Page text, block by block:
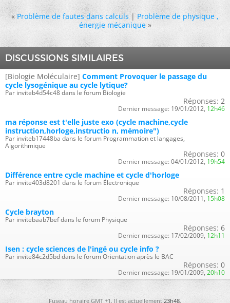
« Problème de fautes dans calculs|Problème de physique ,
énergie mécanique »
DISCUSSIONS SIMILAIRES
[Biologie Moléculaire] Comment Provoquer le passage du
cycle lysogénique au cycle lytique?
Par inviteb4d54c48 dans le forum Biologie
Réponses: 2
Dernier message: 19/01/2012, 12h46
ma réponse est t'elle juste exo (cycle machine,cycle
instruction,horloge,instructio n, mémoire")
Par inviteb17448ba dans le forum Programmation et langages,
Algorithmique
Réponses: 0
Dernier message: 04/01/2012, 19h54
Différence entre cycle machine et cycle d'horloge
Par invite403d8201 dans le forum Électronique
Réponses: 1
Dernier message: 10/08/2011, 15h08
Cycle brayton
Par invitebaab7bef dans le forum Physique
Réponses: 6
Dernier message: 17/02/2009, 12h11
Isen : cycle sciences de l'ingé ou cycle info ?
Par invite84c2d5bd dans le forum Orientation après le BAC
Réponses: 0
Dernier message: 19/01/2009, 20h10
Fuseau horaire GMT +1. Il est actuellement23h48.